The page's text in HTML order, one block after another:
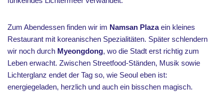
Zum Abendessen finden wir im Namsan Plazaein kleines
Restaurant mit koreanischen Spezialitäten. Später schlendern
wir noch durch Myeongdong, wo die Stadt erst richtig zum
Leben erwacht. Zwischen Streetfood-Ständen, Musik sowie
Lichterglanz endet der Tag so, wie Seoul eben ist:
energiegeladen, herzlich und auch ein bisschen magisch.